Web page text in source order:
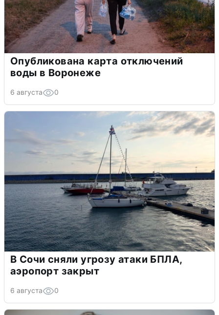
Опубликована карта отключений
воды в Воронеже
6 августа 0
В Сочи сняли угрозу атаки БПЛА,
аэропорт закрыт
6 августа 0